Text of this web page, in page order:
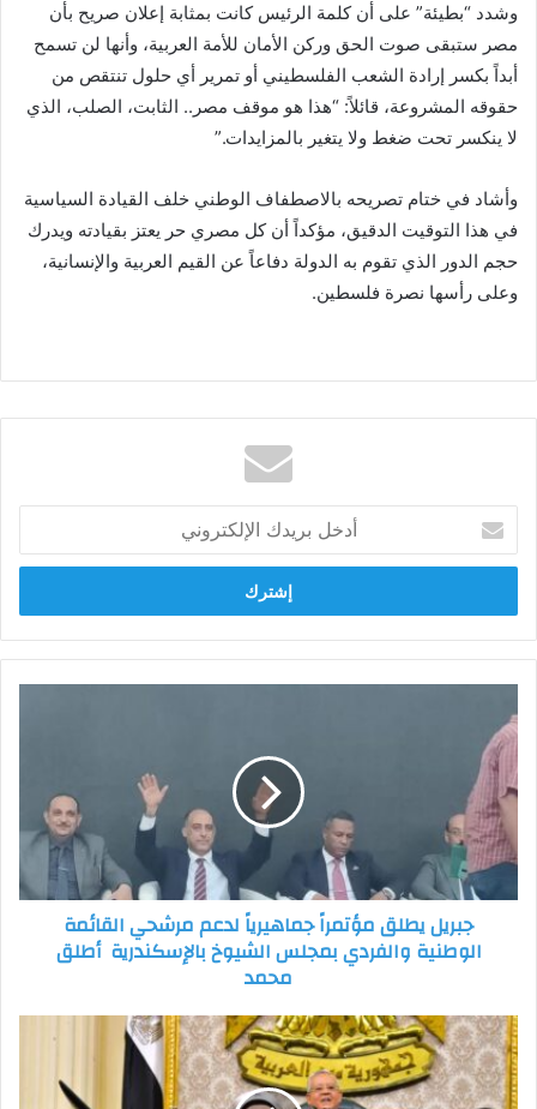
وشدد “بطيئة” على أن كلمة الرئيس كانت بمثابة إعلان صريح بأن
مصر ستبقى صوت الحق وركن الأمان للأمة العربية، وأنها لن تسمح
أبداً بكسر إرادة الشعب الفلسطيني أو تمرير أي حلول تنتقص من
حقوقه المشروعة، قائلاً: “هذا هو موقف مصر.. الثابت، الصلب، الذي
لا ينكسر تحت ضغط ولا يتغير بالمزايدات.”
وأشاد في ختام تصريحه بالاصطفاف الوطني خلف القيادة السياسية
في هذا التوقيت الدقيق، مؤكداً أن كل مصري حر يعتز بقيادته ويدرك
حجم الدور الذي تقوم به الدولة دفاعاً عن القيم العربية والإنسانية،
وعلى رأسها نصرة فلسطين.
بريدك
الإلكتروني
يطلق
مؤتمراً
جماهيرياً
لدعم
مرشحي
القائمة
الوطنية
والفردي
بمجلس
الشيوخ
محمد
جبريل يطلق مؤتمراً جماهيرياً لدعم مرشحي القائمة
الوطنية والفردي بمجلس الشيوخ بالإسكندرية أطلق
محمد
النائبة
هالة
أبو
السعد: